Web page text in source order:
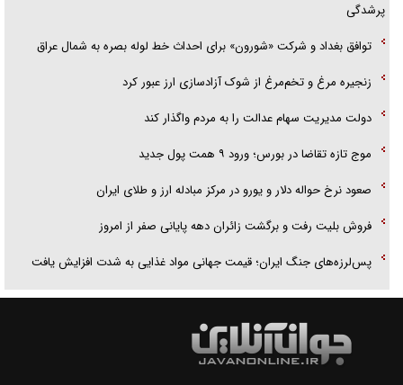
پرشدگی
توافق بغداد و شرکت «شورون» برای احداث خط لوله بصره به شمال عراق
زنجیره مرغ و تخم‌مرغ از شوک آزادسازی ارز عبور کرد
دولت مدیریت سهام عدالت را به مردم واگذار کند
موج تازه تقاضا در بورس؛ ورود ۹ همت پول جدید
صعود نرخ حواله دلار و یورو در مرکز مبادله ارز و طلای ایران
فروش بلیت رفت و برگشت زائران دهه پایانی صفر از امروز
پس‌لرزه‌های جنگ ایران؛ قیمت جهانی مواد غذایی به شدت افزایش یافت